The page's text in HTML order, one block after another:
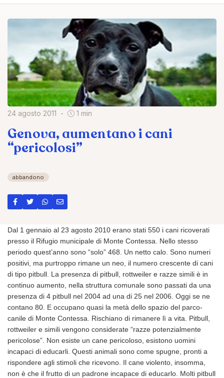
24 agosto 2011 1 min
Genova, aumentano i cani
“pericolosi”
abbandono
Dal 1 gennaio al 23 agosto 2010 erano stati 550 i cani ricoverati
presso il Rifugio municipale di Monte Contessa. Nello stesso
periodo quest’anno sono “solo” 468. Un netto calo. Sono numeri
positivi, ma purtroppo rimane un neo, il numero crescente di cani
di tipo pitbull. La presenza di pitbull, rottweiler e razze simili è in
continuo aumento, nella struttura comunale sono passati da una
presenza di 4 pitbull nel 2004 ad una di 25 nel 2006. Oggi se ne
contano 80. E occupano quasi la metà dello spazio del parco-
canile di Monte Contessa. Rischiano di rimanere lì a vita. Pitbull,
rottweiler e simili vengono considerate “razze potenzialmente
pericolose”. Non esiste un cane pericoloso, esistono uomini
incapaci di educarli. Questi animali sono come spugne, pronti a
rispondere agli stimoli che ricevono. Il cane violento, insomma,
non è che il frutto di un padrone incapace di educarlo. Molti pitbull